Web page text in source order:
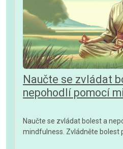
Naučte se zvládat
nepohodlí pomocí
Naučte se zvládat bolest a
mindfulness. Zvládněte bolest